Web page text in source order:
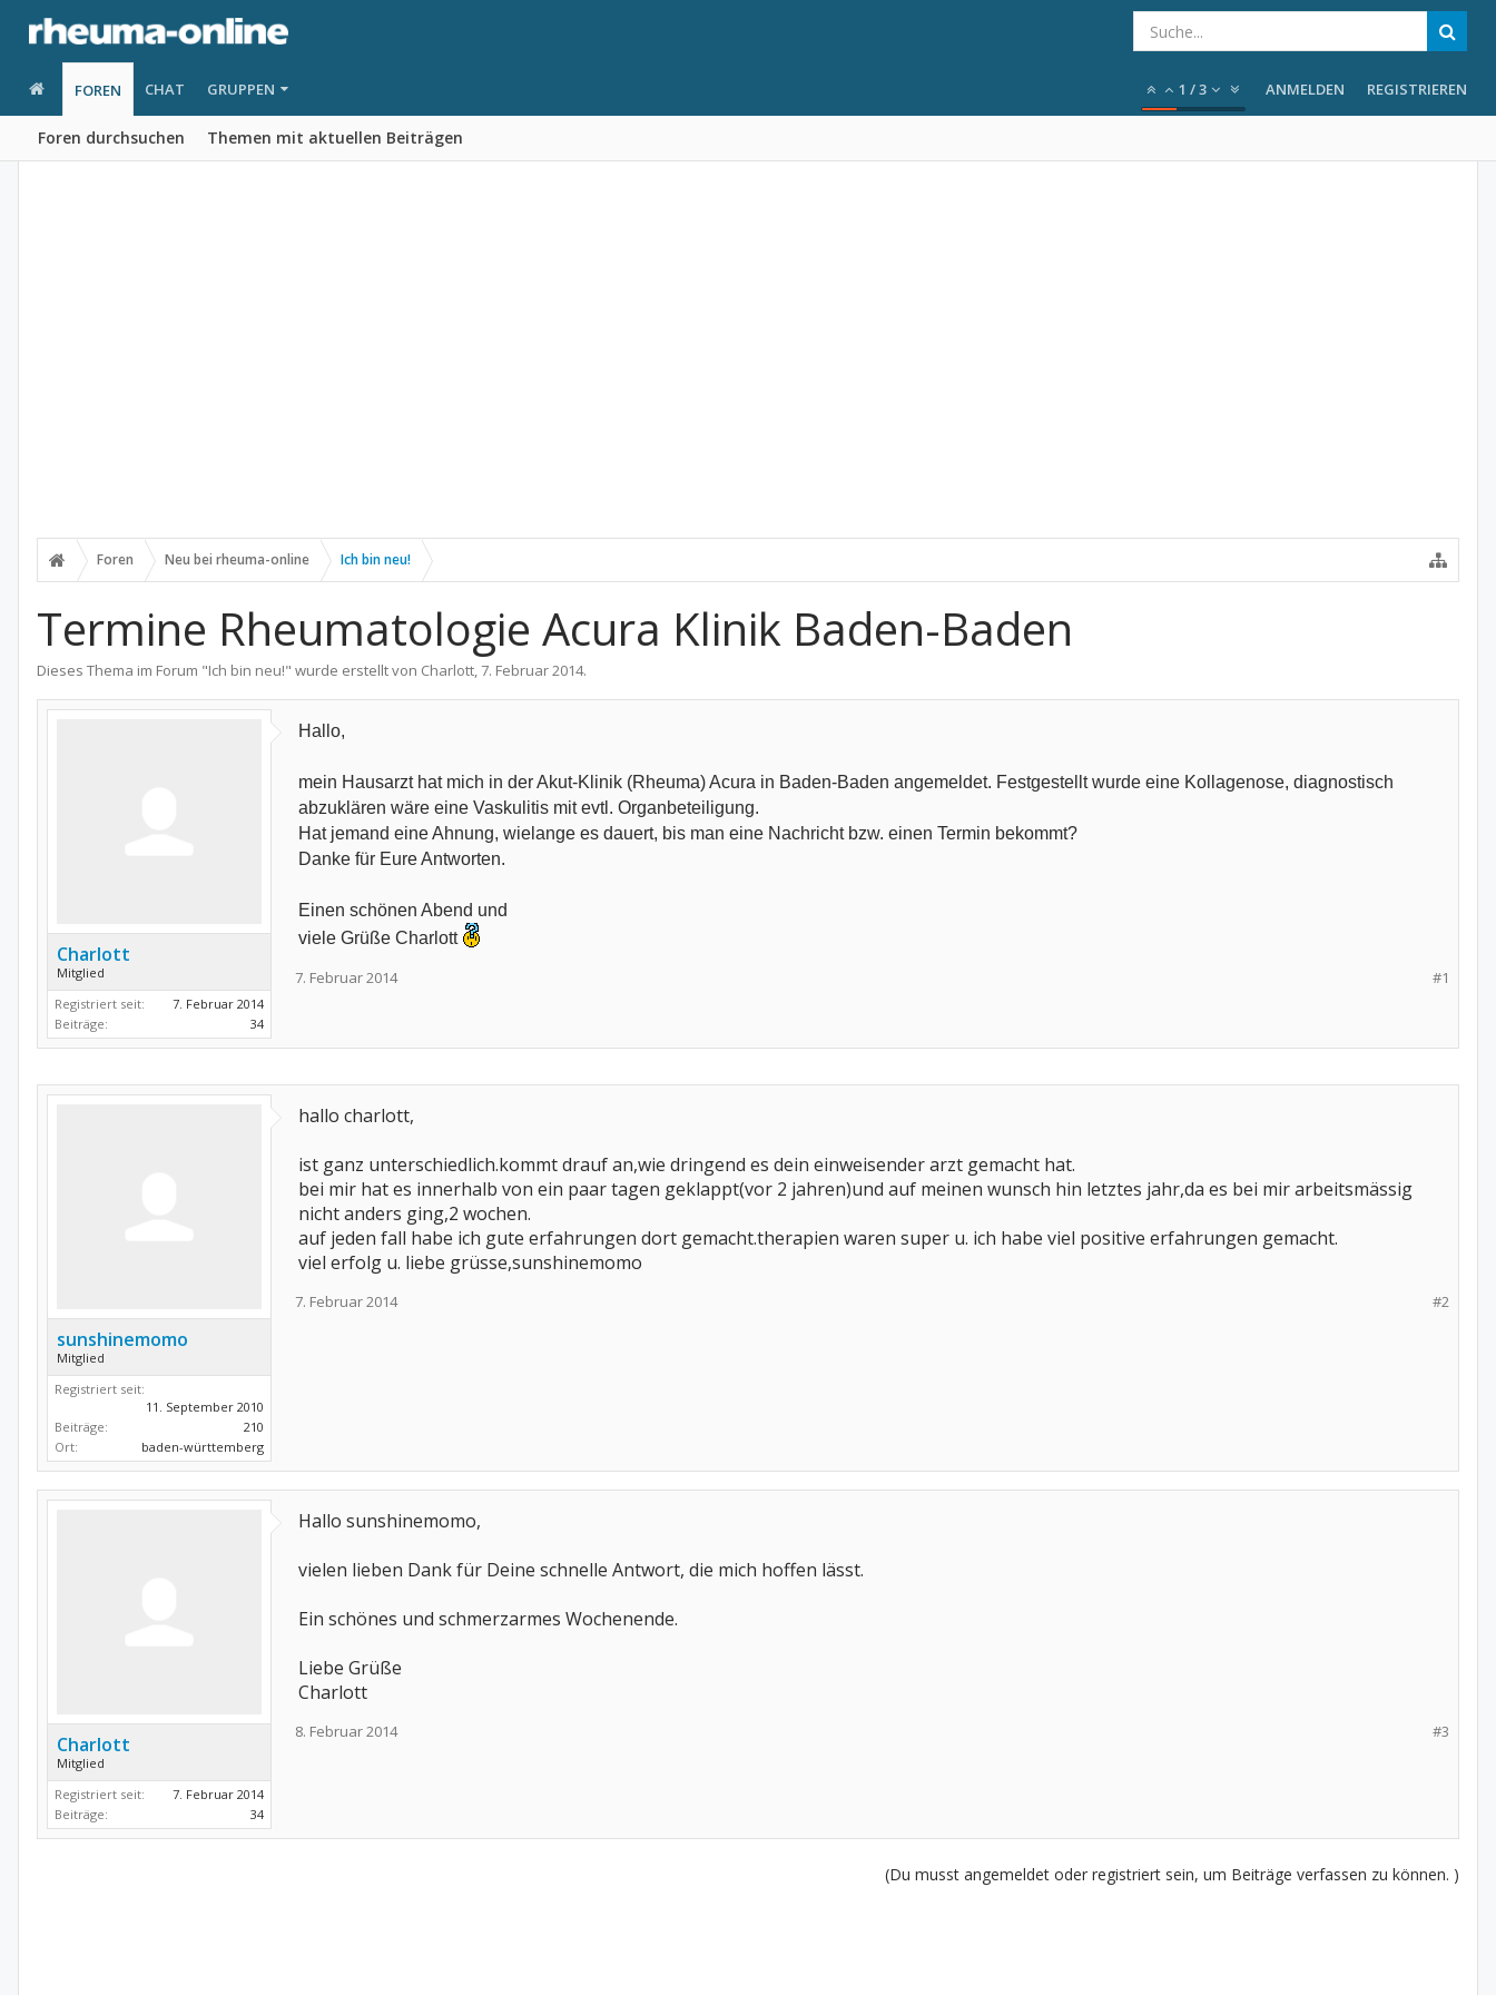
FOREN
Foren durchsuchen Themen mit aktuellen Beiträgen
CHAT GRUPPEN 1 /3 ANMELDEN REGISTRIEREN
Foren Neu bei rheuma-online Ich bin neu!
Termine Rheumatologie Acura Klinik Baden-Baden
Dieses Thema im Forum "Ich bin neu!" wurde erstellt von Charlott, 7. Februar 2014.
Charlott
Mitglied
Registriert seit:
7. Februar 2014
Beiträge:
34
Hallo,
mein Hausarzt hat mich in der Akut-Klinik (Rheuma) Acura in Baden-Baden angemeldet. Festgestellt wurde eine Kollagenose, diagnostisch
abzuklären wäre eine Vaskulitis mit evtl. Organbeteiligung.
Hat jemand eine Ahnung, wielange es dauert, bis man eine Nachricht bzw. einen Termin bekommt?
Danke für Eure Antworten.
Einen schönen Abend und
viele Grüße Charlott
#1
7. Februar 2014
sunshinemomo
Mitglied
Registriert seit:
11. September 2010
Beiträge:
210
Ort:
baden-württemberg
hallo charlott,
ist ganz unterschiedlich.kommt drauf an,wie dringend es dein einweisender arzt gemacht hat.
bei mir hat es innerhalb von ein paar tagen geklappt(vor 2 jahren)und auf meinen wunsch hin letztes jahr,da es bei mir arbeitsmässig
nicht anders ging,2 wochen.
auf jeden fall habe ich gute erfahrungen dort gemacht.therapien waren super u. ich habe viel positive erfahrungen gemacht.
viel erfolg u. liebe grüsse,sunshinemomo
#2
7. Februar 2014
Charlott
Mitglied
Registriert seit:
7. Februar 2014
Beiträge:
34
Hallo sunshinemomo,
vielen lieben Dank für Deine schnelle Antwort, die mich hoffen lässt.
Ein schönes und schmerzarmes Wochenende.
Liebe Grüße
Charlott
#3
8. Februar 2014
(Du musst angemeldet oder registriert sein, um Beiträge verfassen zu können. )